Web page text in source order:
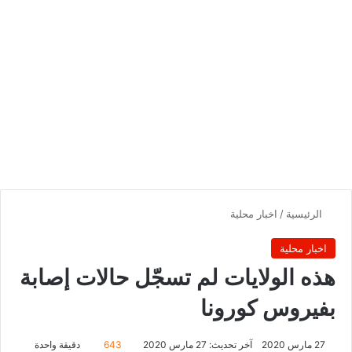
الرئيسية / اخبار محلية
اخبار محلية
هذه الولايات لم تسجّل حالات إصابة
بفيروس كورونا
27 مارس 2020 آخر تحديث: 27 مارس 2020 643 دقيقة واحدة